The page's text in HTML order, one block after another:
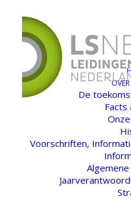
De
Facts
Voorschriften,